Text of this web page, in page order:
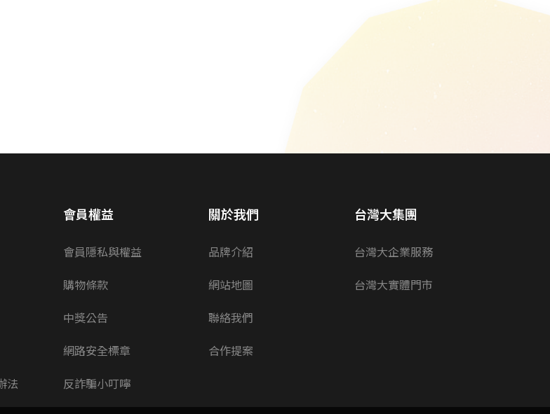
法
會員權益
會員隱私與權益
購物條款
中獎公告
網路安全標章
反詐騙小叮嚀
關於我們
品牌介紹
網站地圖
聯絡我們
合作提案
台灣大集團
台灣大企業服務
台灣大實體門市